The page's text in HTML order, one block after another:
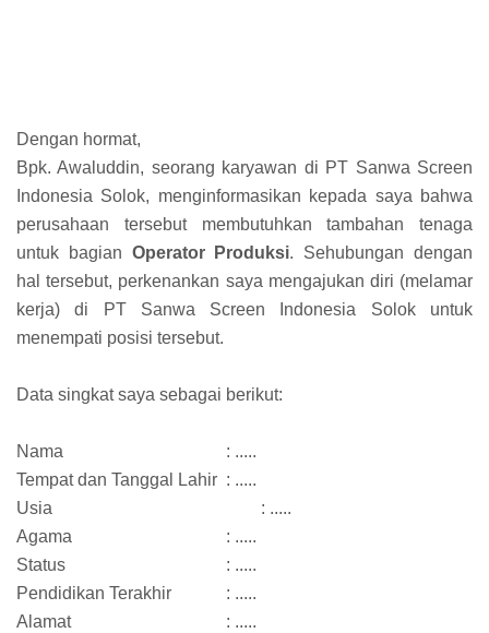
Dengan hormat,
Bpk. Awaluddin, seorang karyawan di PT Sanwa Screen
Indonesia Solok, menginformasikan kepada saya bahwa
perusahaan tersebut membutuhkan tambahan tenaga
untuk bagian Operator Produksi. Sehubungan dengan
hal tersebut, perkenankan saya mengajukan diri (melamar
kerja) di PT Sanwa Screen Indonesia Solok untuk
menempati posisi tersebut.
Data singkat saya sebagai berikut:
Nama
: .....
Tempat dan Tanggal Lahir : .....
Usia
: .....
Agama
: .....
Status
: .....
Pendidikan Terakhir
: .....
Alamat
: .....